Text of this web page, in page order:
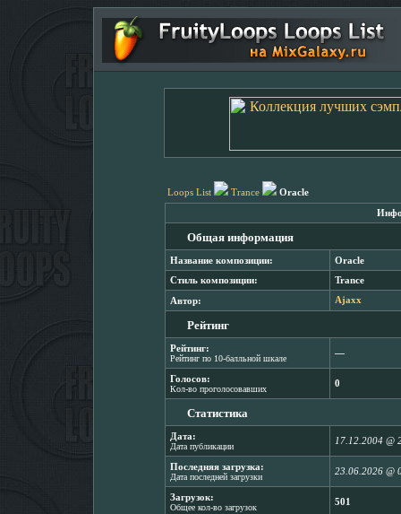
Loops List Trance Oracle
Общая информация
Название композиции: Oracle
Стиль композиции: Trance
Автор: Ajaxx
Рейтинг
Рейтинг:
Рейтинг по 10-балльной шкале
―
Голосов:
Кол-во проголосовавших
0
Статистика
Дата:
Дата публикации
17.12.2004 @
Последняя загрузка:
Дата последней загрузки
23.06.2026 @
Загрузок:
Общее кол-во загрузок
501